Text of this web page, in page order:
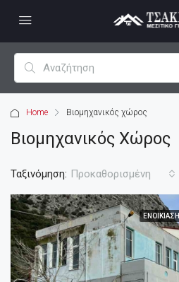
Home Βιομηχανικός χώρος
Βιομηχανικός Χώρος
Ταξινόμηση: Προκαθορισμένη
ΕΝΟΙΚΊΑΣΗ